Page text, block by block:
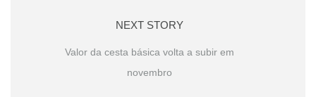
NEXT STORY
Valor da cesta básica volta a subir em
novembro